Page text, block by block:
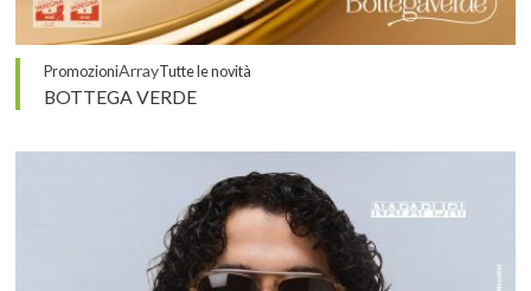
PromozioniArrayTutte le novità
BOTTEGA VERDE